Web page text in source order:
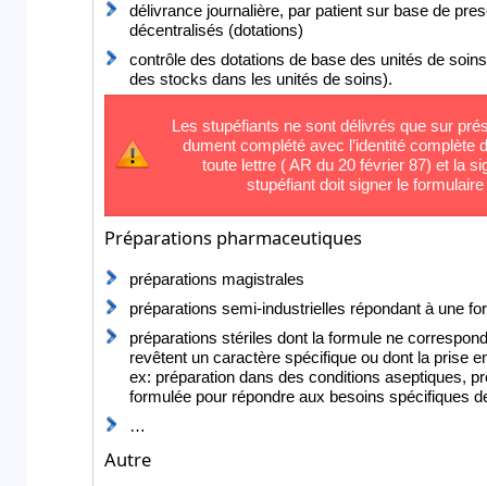
délivrance journalière, par patient sur base de
décentralisés (dotations)
contrôle des dotations de base des unités de
des stocks dans les unités de soins).
Les stupéfiants ne sont délivrés que sur
dument complété avec l’identité complète
toute lettre ( AR du 20 février 87) et la
stupéfiant doit signer le
Préparations pharmaceutiques
préparations magistrales
préparations semi-industrielles répondant à une
préparations stériles dont la formule ne
revêtent un caractère spécifique ou dont la prise
ex: préparation dans des conditions aseptiques,
formulée pour répondre aux besoins spécifiques
…
Autre